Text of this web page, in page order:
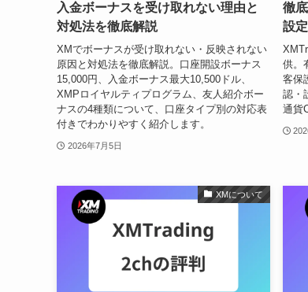
入金ボーナスを受け取れない理由と
対処法を徹底解説
XMでボーナスが受け取れない・反映されない
原因と対処法を徹底解説。口座開設ボーナス
15,000円、入金ボーナス最大10,500ドル、
XMPロイヤルティプログラム、友人紹介ボー
ナスの4種類について、口座タイプ別の対応表
付きでわかりやすく紹介します。
2026年7月5日
徹
設
供。
客保
認・
通貨
XMについて